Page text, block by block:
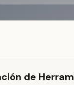
de